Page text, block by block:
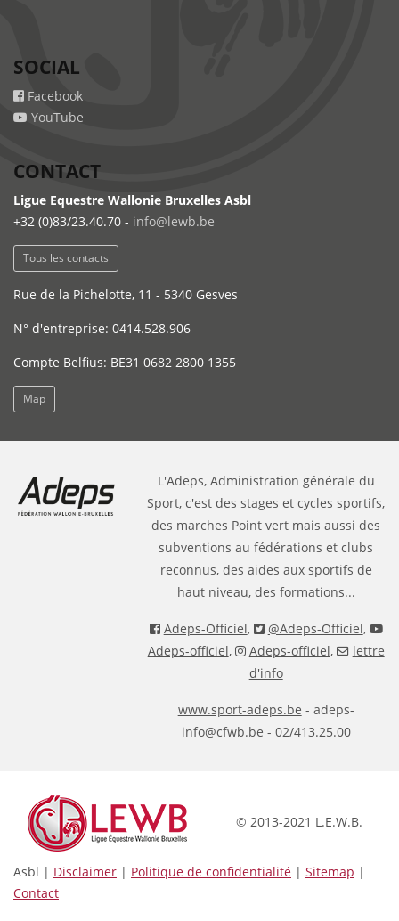
SOCIAL
Facebook
YouTube
CONTACT
Ligue Equestre Wallonie Bruxelles Asbl
+32 (0)83/23.40.70 - info@lewb.be
Tous les contacts
Rue de la Pichelotte, 11 - 5340 Gesves
N° d'entreprise: 0414.528.906
Compte Belfius: BE31 0682 2800 1355
Map
L'Adeps, Administration générale du
Sport, c'est des stages et cycles sportifs,
des marches Point vert mais aussi des
subventions au fédérations et clubs
reconnus, des aides aux sportifs de
haut niveau, des formations...
Adeps-Officiel, @Adeps-Officiel,
Adeps-officiel, Adeps-officiel,
lettre
d'info
www.sport-adeps.be - adeps-
info@cfwb.be - 02/413.25.00
© 2013-2021 L.E.W.B.
Asbl | Disclaimer | Politique de confidentialité | Sitemap |
Contact